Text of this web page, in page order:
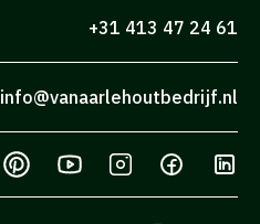
+31 413 47 24 61
info@vanaarlehoutbedrijf.nl